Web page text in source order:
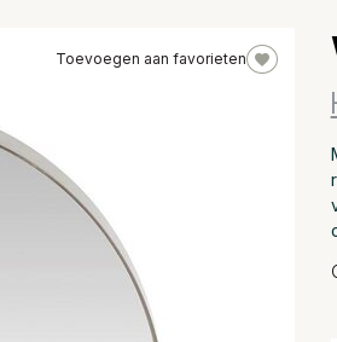
Toevoegen aan favorieten